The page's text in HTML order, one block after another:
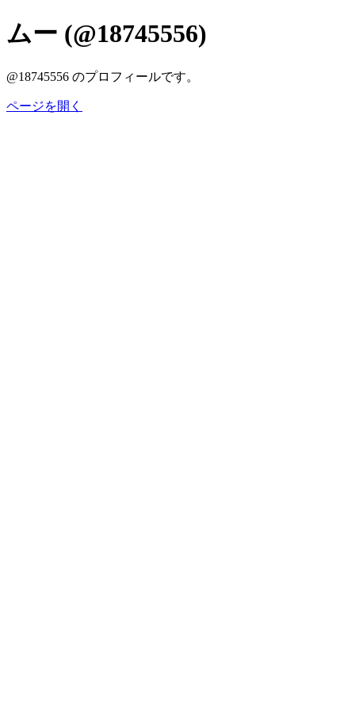
ムー (@18745556)
@18745556 のプロフィールです。
ページを開く